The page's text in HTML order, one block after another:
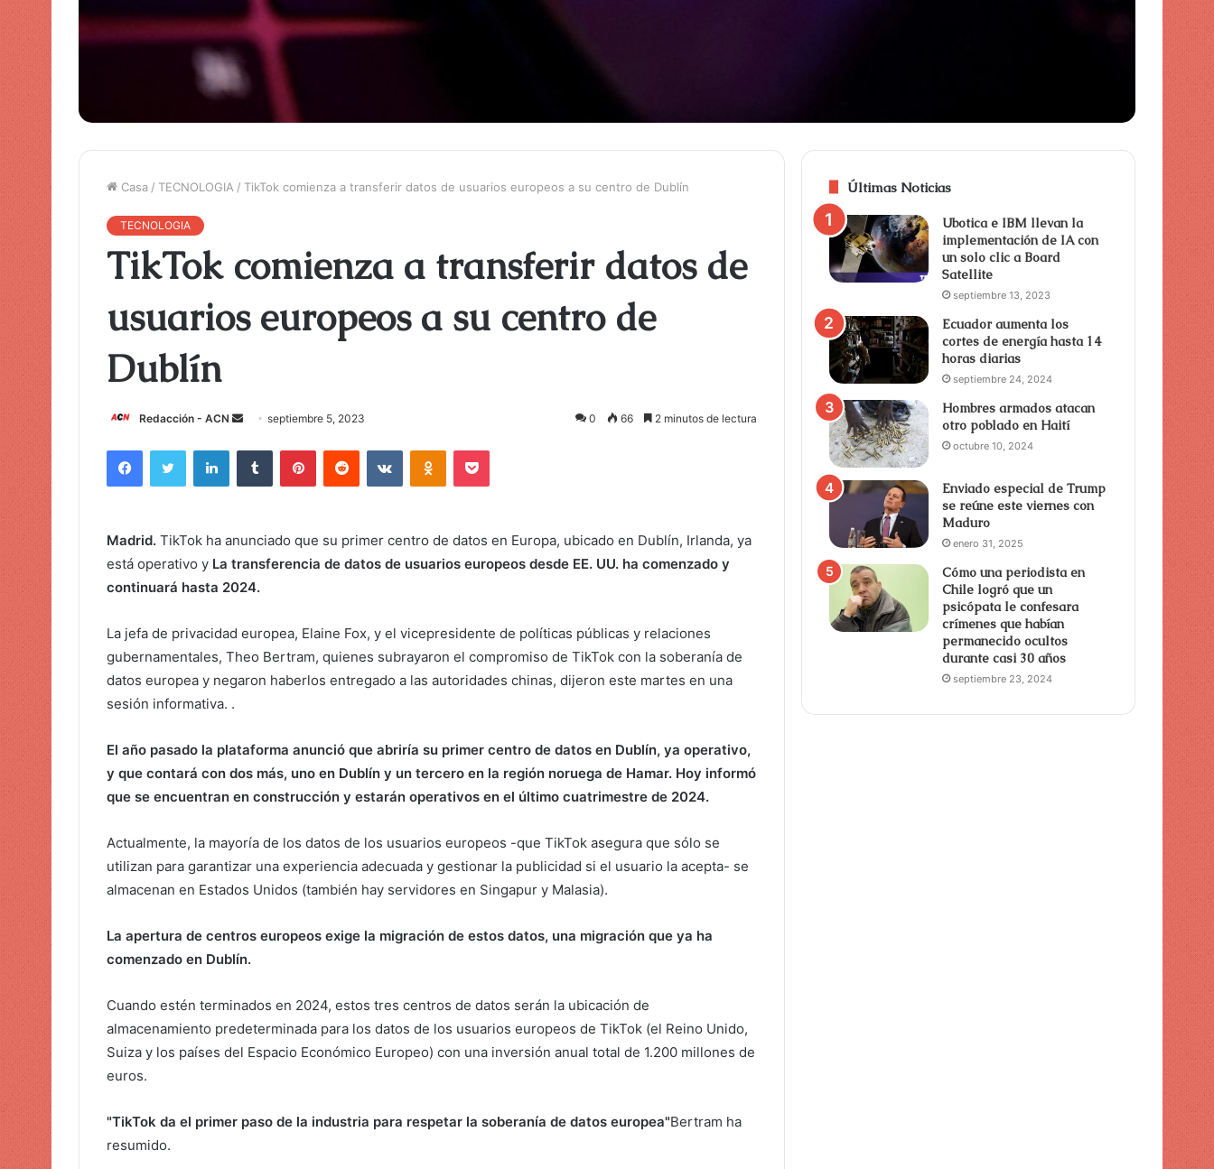
Casa / TECNOLOGIA / TikTok comienza a transferir datos de usuarios europeos a su centro de Dublín
TECNOLOGIA
TikTok comienza a transferir datos de
usuarios europeos a su centro de
Dublín
Redacción - ACN
u
n
c
r
r
e
ó
n
i
o
septiembre 5, 2023 0 66 2 minutos de lectura
Madrid. TikTok ha anunciado que su primer centro de datos en Europa, ubicado en Dublín, Irlanda, ya
está operativo y La transferencia de datos de usuarios europeos desde EE. UU. ha comenzado y
continuará hasta 2024.
La jefa de privacidad europea, Elaine Fox, y el vicepresidente de políticas públicas y relaciones
gubernamentales, Theo Bertram, quienes subrayaron el compromiso de TikTok con la soberanía de
datos europea y negaron haberlos entregado a las autoridades chinas, dijeron este martes en una
sesión informativa. .
El año pasado la plataforma anunció que abriría su primer centro de datos en Dublín, ya operativo,
y que contará con dos más, uno en Dublín y un tercero en la región noruega de Hamar. Hoy informó
que se encuentran en construcción y estarán operativos en el último cuatrimestre de 2024.
Actualmente, la mayoría de los datos de los usuarios europeos -que TikTok asegura que sólo se
utilizan para garantizar una experiencia adecuada y gestionar la publicidad si el usuario la acepta- se
almacenan en Estados Unidos (también hay servidores en Singapur y Malasia).
La apertura de centros europeos exige la migración de estos datos, una migración que ya ha
comenzado en Dublín.
Cuando estén terminados en 2024, estos tres centros de datos serán la ubicación de
almacenamiento predeterminada para los datos de los usuarios europeos de TikTok (el Reino Unido,
Suiza y los países del Espacio Económico Europeo) con una inversión anual total de 1.200 millones de
euros.
"TikTok da el primer paso de la industria para respetar la soberanía de datos europea"Bertram ha
resumido.
Últimas Noticias
Ubotica e IBM llevan la
implementación de IA con
un solo clic a Board
Satellite
septiembre 13, 2023
Ecuador aumenta los
cortes de energía hasta 14
horas diarias
septiembre 24, 2024
Hombres armados atacan
otro poblado en Haití
octubre 10, 2024
Enviado especial de Trump
se reúne este viernes con
Maduro
enero 31, 2025
Cómo una periodista en
Chile logró que un
psicópata le confesara
crímenes que habían
permanecido ocultos
durante casi 30 años
septiembre 23, 2024